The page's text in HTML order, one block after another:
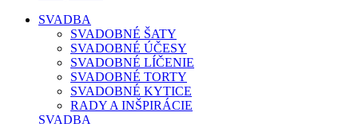
SVADBA
SVADOBNÉ ŠATY
SVADOBNÉ ÚČESY
SVADOBNÉ LÍČENIE
SVADOBNÉ TORTY
SVADOBNÉ KYTICE
RADY A INŠPIRÁCIE
SVADBA